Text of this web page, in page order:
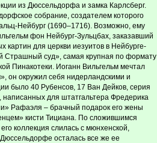
из Дюссельдорфа и замка Карлсберг.
собрание, создателем которого
Нейбург (1690–1716). Возможно, ему
фон Нейбург-Зульцбах, заказавший
картин для церкви иезуитов в Нейбурге-
Страшный суд», самая крупная по формату
Пинакотеки. Иоганн Вильгельм мечтал
он окружил себя нидерландскими и
было 40 Рубенсов, 17 Ван Дейков, серия
для штатгальтера Фредерика
Рафаэля – брачный подарок его жены
кисти Тициана. По сложившимся
коллекция слилась с мюнхенской,
осталась все же ее